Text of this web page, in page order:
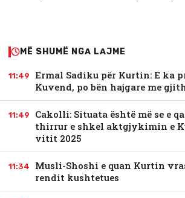
MË SHUMË NGA LAJME
11:49
Ermal Sadiku për Kurtin: E ka
Kuvend, po bën hajgare me
11:49
Cakolli: Situata është më se e
thirrur e shkel aktgjykimin e
vitit 2025
11:34
Musli-Shoshi e quan Kurtin
rendit kushtetues